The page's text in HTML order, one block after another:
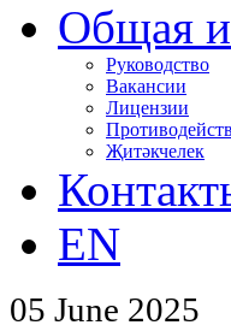
Общая
Руководство
Вакансии
Лицензии
Җитәкчелек
EN
05 June 2025